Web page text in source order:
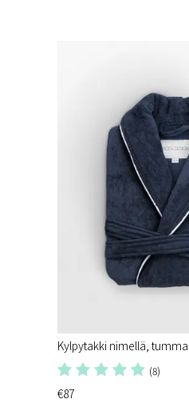
Kylpytakki nimellä,
(8)
€87